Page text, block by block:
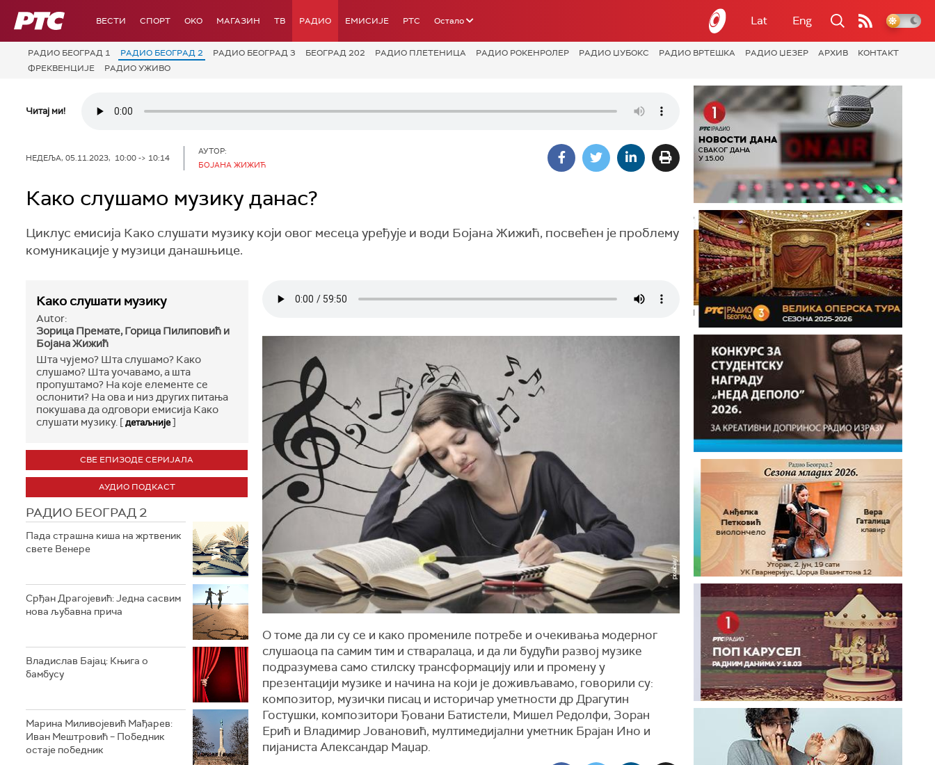
РТС ВЕСТИ СПОРТ OKO МАГАЗИН ТВ РАДИО ЕМИСИЈЕ РТС Остало Lat Eng
РАДИО БЕОГРАД 1 РАДИО БЕОГРАД 2 РАДИО БЕОГРАД 3 БЕОГРАД 202 РАДИО ПЛЕТЕНИЦА РАДИО РОКЕНРОЛЕР РАДИО ЏУБОКС РАДИО ВРТЕШКА РАДИО ЏЕЗЕР АРХИВ
КОНТАКТ
ФРЕКВЕНЦИЈЕ
РАДИО УЖИВО
Читај ми!
НЕДЕЉА, 05.11.2023, 10:00 -> 10:14
АУТОР:
БОЈАНА ЖИЖИЋ
Како слушамо музику данас?
Циклус емисија Како слушати музику који овог месеца уређује и води Бојана Жижић, посвећен је проблему
комуникације у музици данашњице.
Како слушати музику
Autor:
Зорица Премате, Горица Пилиповић и
Бојана Жижић
Шта чујемо? Шта слушамо? Како
слушамо? Шта уочавамо, а шта
пропуштамо? На које елементе се
ослонити? На ова и низ других питања
покушава да одговори емисија Како
слушати музику. [детаљније]
СВЕ ЕПИЗОДЕ СЕРИЈАЛА
АУДИО ПОДКАСТ
РАДИО БЕОГРАД 2
Пада страшна киша на жртвеник
свете Венере
Срђан Драгојевић: Једна сасвим
нова љубавна прича
Владислав Бајац: Књига о
бамбусу
Марина Миливојевић Мађарев:
Иван Мештровић – Победник
остаје победник
О томе да ли су се и како промениле потребе и очекивања модерног
слушаоца па самим тим и стваралаца, и да ли будући развој музике
подразумева само стилску трансформацију или и промену у
презентацији музике и начина на који је доживљавамо, говорили су:
композитор, музички писац и историчар уметности др Драгутин
Гостушки, композитори Ђовани Батистели, Мишел Редолфи, Зоран
Ерић и Владимир Јовановић, мултимедијални уметник Брајан Ино и
пијаниста Александар Маџар.